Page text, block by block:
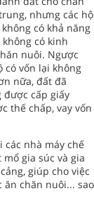
nhưng các hộ
có khả năng
có kinh
nuôi. Ngược
có vốn lại không
nữa, đất đã
được cấp giấy
thế chấp, vay vốn
các nhà máy chế
gia súc và gia
giúp cho việc
chăn nuôi... sao